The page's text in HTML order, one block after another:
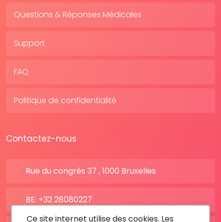
Questions & Réponses Médicales
Support
FAQ
Politique de confidentialité
Contactez-nous
Rue du congrès 37 , 1000 Bruxelles
BE: +32 28080227
Ce site internet utilise des cookies. Les